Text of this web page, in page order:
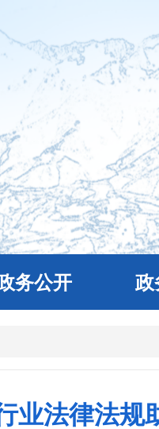
务公开 政
业法律法规